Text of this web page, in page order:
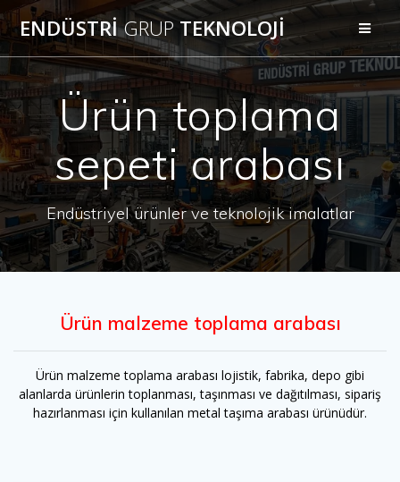
Skip
to
content
ENDÜSTRİGRUP TEKNOLOJİ
Ürün toplama
sepeti arabası
Endüstriyel ürünler ve teknolojik imalatlar
Ürün malzeme toplama arabası
Ürün malzeme toplama arabası lojistik, fabrika, depo gibi
alanlarda ürünlerin toplanması, taşınması ve dağıtılması, sipariş
hazırlanması için kullanılan metal taşıma arabası ürünüdür.